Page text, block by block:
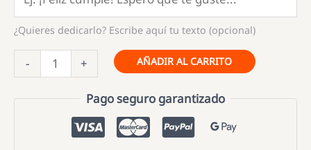
¿Quieres dedicarlo? Escribe aquí tu texto (opcional)
-
FINIPALO
SABOR
NATA
+ AÑADIR AL CARRITO
Pago seguro garantizado